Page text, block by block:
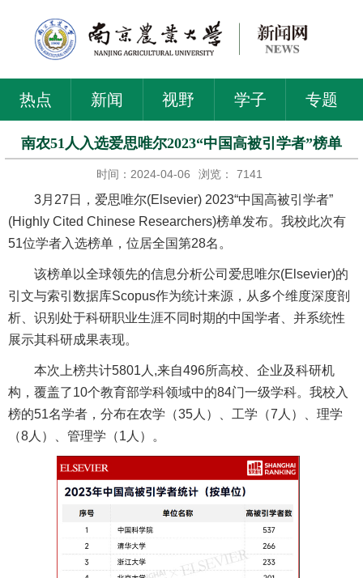
热点 新闻 视野 学子 专题
南农51人入选爱思唯尔2023“中国高被引学者”榜单
时间：2024-04-06 浏览： 7141
3月27日，爱思唯尔(Elsevier) 2023“中国高被引学者”
(Highly Cited Chinese Researchers)榜单发布。我校此次有
51位学者入选榜单，位居全国第28名。
该榜单以全球领先的信息分析公司爱思唯尔(Elsevier)的
引文与索引数据库Scopus作为统计来源，从多个维度深度剖
析、识别处于科研职业生涯不同时期的中国学者、并系统性
展示其科研成果表现。
本次上榜共计5801人,来自496所高校、企业及科研机
构，覆盖了10个教育部学科领域中的84门一级学科。我校入
榜的51名学者，分布在农学（35人）、工学（7人）、理学
（8人）、管理学（1人）。